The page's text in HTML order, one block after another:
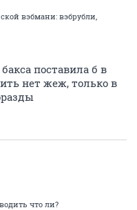
вэбмани: вэбрубли,
поставила б в
нет жеж, только в
что ли?